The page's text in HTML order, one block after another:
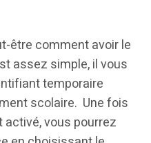
être comment avoir le
assez simple, il vous
temporaire
scolaire. Une fois
vous pourrez